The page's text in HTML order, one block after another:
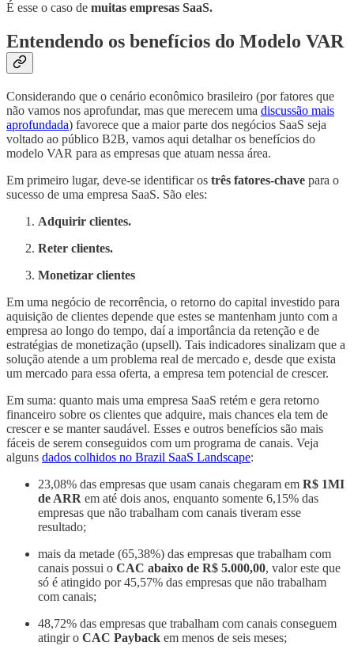
É esse o caso de muitas empresas SaaS.
Entendendo os benefícios do Modelo VAR
Considerando que o cenário econômico brasileiro (por fatores que
não vamos nos aprofundar, mas que merecem uma discussão mais
aprofundada) favorece que a maior parte dos negócios SaaS seja
voltado ao público B2B, vamos aqui detalhar os benefícios do
modelo VAR para as empresas que atuam nessa área.
Em primeiro lugar, deve-se identificar os três fatores-chave para o
sucesso de uma empresa SaaS. São eles:
Adquirir clientes.
Reter clientes.
Monetizar clientes
Em uma negócio de recorrência, o retorno do capital investido para
aquisição de clientes depende que estes se mantenham junto com a
empresa ao longo do tempo, daí a importância da retenção e de
estratégias de monetização (upsell). Tais indicadores sinalizam que a
solução atende a um problema real de mercado e, desde que exista
um mercado para essa oferta, a empresa tem potencial de crescer.
Em suma: quanto mais uma empresa SaaS retém e gera retorno
financeiro sobre os clientes que adquire, mais chances ela tem de
crescer e se manter saudável. Esses e outros benefícios são mais
fáceis de serem conseguidos com um programa de canais. Veja
alguns dados colhidos no Brazil SaaS Landscape:
23,08% das empresas que usam canais chegaram em R$ 1MI
de ARR em até dois anos, enquanto somente 6,15% das
empresas que não trabalham com canais tiveram esse
resultado;
mais da metade (65,38%) das empresas que trabalham com
canais possui o CAC abaixo de R$ 5.000,00, valor este que
só é atingido por 45,57% das empresas que não trabalham
com canais;
48,72% das empresas que trabalham com canais conseguem
atingir o CAC Payback em menos de seis meses;